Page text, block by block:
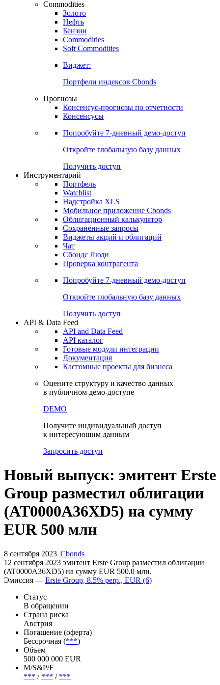
Commodities
Золото
Нефть
Бензин
Commodities
Soft Commodities
Виджет:
Портфели индексов Cbonds
Прогнозы
Консенсус-прогнозы по отчетности
Консенсусы
Попробуйте 7-дневный демо-доступ
Откройте глобальную базу данных
Получить доступ
Инструментарий
Портфель
Watchlist
Надстройка XLS
Мобильное приложение Cbonds
Облигационный калькулятор
Сохраненные запросы
Виджеты акций и облигаций
Чат
Сбондс Люди
Проверка контрагента
Попробуйте 7-дневный демо-доступ
Откройте глобальную базу данных
Получить доступ
API & Data Feed
API and Data Feed
API каталог
Готовые модули интеграции
Документация
Кастомные проекты для бизнеса
Оцените структуру и качество данных
в публичном демо-доступе
DEMO
Получите индивидуальный доступ
к интересующим данным
Запросить доступ
Новый выпуск: эмитент Erste
Group разместил облигации
(AT0000A36XD5) на сумму
EUR 500 млн
8 сентября 2023 Cbonds
12 сентября 2023 эмитент Erste Group разместил облигации
(AT0000A36XD5) на сумму EUR 500.0 млн.
Эмиссия — Erste Group, 8.5% perp., EUR (6)
Статус
В обращении
Страна риска
Австрия
Погашение (оферта)
Бессрочная (***)
Объем
500 000 000 EUR
М/S&P/F
*** / *** / ***